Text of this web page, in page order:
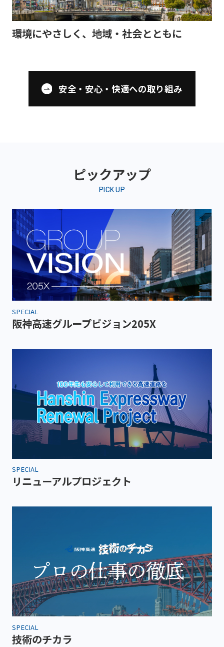
環境にやさしく、地域・社会とともに
安全・安心・快適への取り組み
ピックアップ
PICK UP
SPECIAL
阪神高速グループビジョン205X
SPECIAL
リニューアルプロジェクト
SPECIAL
技術のチカラ